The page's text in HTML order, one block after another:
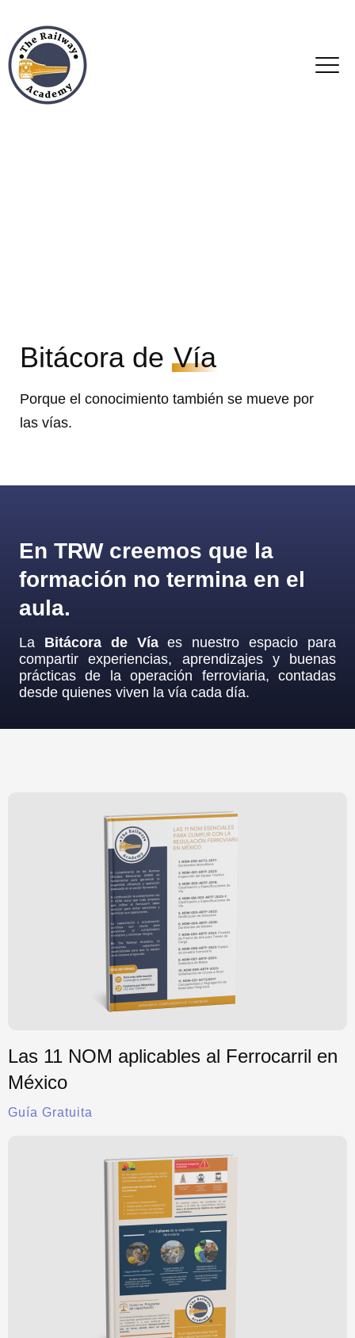
Bitácora de Vía
Porque el conocimiento también se mueve por
las vías.
En TRW creemos que la
formación no termina en el
aula.
La Bitácora de Víaes nuestro espacio para
compartir experiencias, aprendizajes y buenas
prácticas de la operación ferroviaria, contadas
desde quienes viven la vía cada día.
Las 11 NOM aplicables al Ferrocarril en
México
Guía Gratuita